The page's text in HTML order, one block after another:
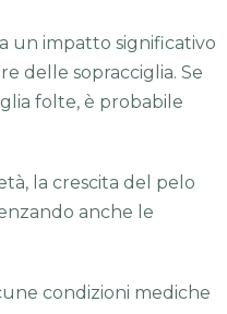
un impatto significativo
delle sopracciglia. Se
folte, è probabile
la crescita del pelo
anche le
condizioni mediche